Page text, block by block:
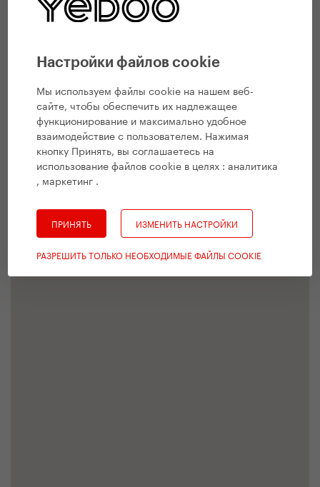
Настройки файлов cookie
Мы используем файлы cookie на нашем веб-
сайте, чтобы обеспечить их надлежащее
функционирование и максимально удобное
взаимодействие с пользователем. Нажимая
кнопку Принять, вы соглашаетесь на
использование файлов cookie в целях :аналитика
, маркетинг .
ПРИНЯТЬ ИЗМЕНИТЬ НАСТРОЙКИ
РАЗРЕШИТЬ ТОЛЬКО НЕОБХОДИМЫЕ ФАЙЛЫ COOKIE